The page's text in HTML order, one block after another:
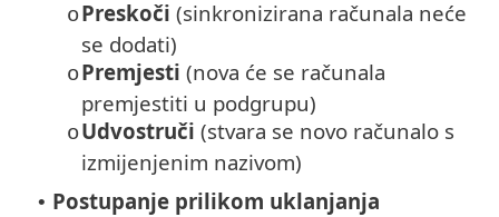
oPreskoči (sinkronizirana računala neće
se dodati)
oPremjesti (nova će se računala
premjestiti u podgrupu)
oUdvostruči (stvara se novo računalo s
izmijenjenim nazivom)
• Postupanje prilikom uklanjanja